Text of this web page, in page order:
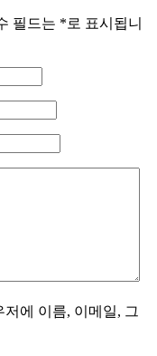
필드는 *로 표시됩니
에 이름, 이메일, 그